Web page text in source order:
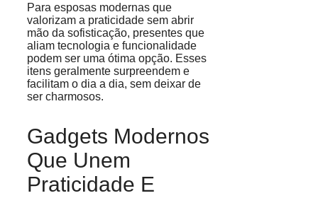
Para esposas modernas que
valorizam a praticidade sem abrir
mão da sofisticação, presentes que
aliam tecnologia e funcionalidade
podem ser uma ótima opção. Esses
itens geralmente surpreendem e
facilitam o dia a dia, sem deixar de
ser charmosos.
Gadgets Modernos
Que Unem
Praticidade E